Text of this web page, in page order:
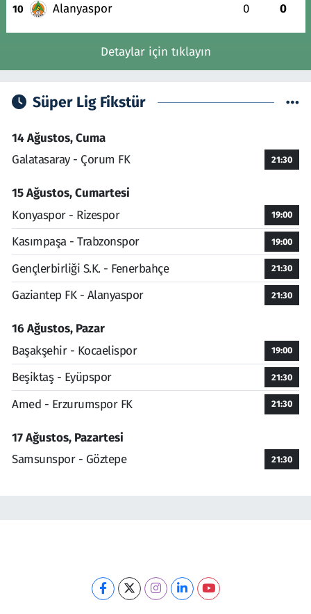
10 Alanyaspor 0 0
Detaylar için tıklayın
Süper Lig Fikstür
14 Ağustos, Cuma
Galatasaray - Çorum FK
21:30
15 Ağustos, Cumartesi
Konyaspor - Rizespor
19:00
Kasımpaşa - Trabzonspor 19:00
Gençlerbirliği S.K. - Fenerbahçe 21:30
Gaziantep FK - Alanyaspor 21:30
16 Ağustos, Pazar
Başakşehir - Kocaelispor
19:00
Beşiktaş - Eyüpspor 21:30
Amed - Erzurumspor FK 21:30
17 Ağustos, Pazartesi
Samsunspor - Göztepe
21:30